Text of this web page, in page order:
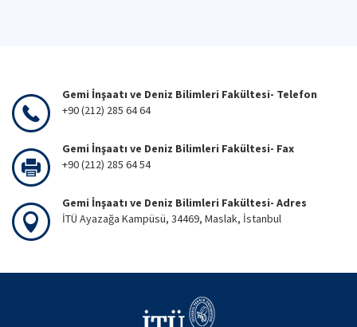
Gemi İnşaatı ve Deniz Bilimleri Fakültesi- Telefon
+90 (212) 285 64 64
Gemi İnşaatı ve Deniz Bilimleri Fakültesi- Fax
+90 (212) 285 64 54
Gemi İnşaatı ve Deniz Bilimleri Fakültesi- Adres
İTÜ Ayazağa Kampüsü, 34469, Maslak, İstanbul